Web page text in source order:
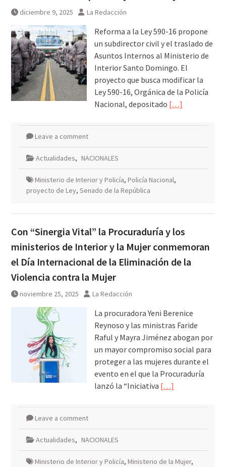
diciembre 9, 2025 La Redacción
Reforma a la Ley 590-16 propone
un subdirector civil y el traslado de
Asuntos Internos al Ministerio de
Interior Santo Domingo. El
proyecto que busca modificar la
Ley 590-16, Orgánica de la Policía
Nacional, depositado […]
Leave a comment
Actualidades, NACIONALES
Ministerio de Interior y Policía, Policía Nacional,
proyecto de Ley, Senado de la República
Con “Sinergia Vital” la Procuraduría y los
ministerios de Interior y la Mujer conmemoran
el Día Internacional de la Eliminación de la
Violencia contra la Mujer
noviembre 25, 2025 La Redacción
La procuradora Yeni Berenice
Reynoso y las ministras Faride
Raful y Mayra Jiménez abogan por
un mayor compromiso social para
proteger a las mujeres durante el
evento en el que la Procuraduría
lanzó la “Iniciativa […]
Leave a comment
Actualidades, NACIONALES
Ministerio de Interior y Policía, Ministerio de la Mujer,